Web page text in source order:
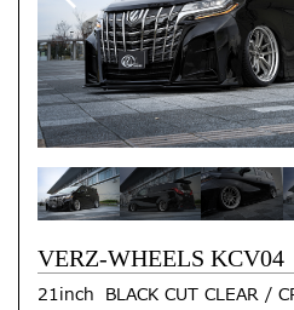
VERZ-WHEELS KCV04
21inch BLACK CUT CLEAR /